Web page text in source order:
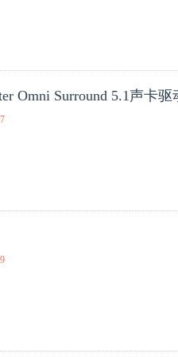
Omni Surround 5.1声卡驱